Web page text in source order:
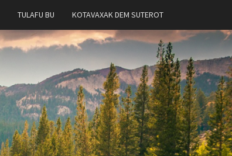
TULAFU BU KOTAVAXAK DEM SUTEROT